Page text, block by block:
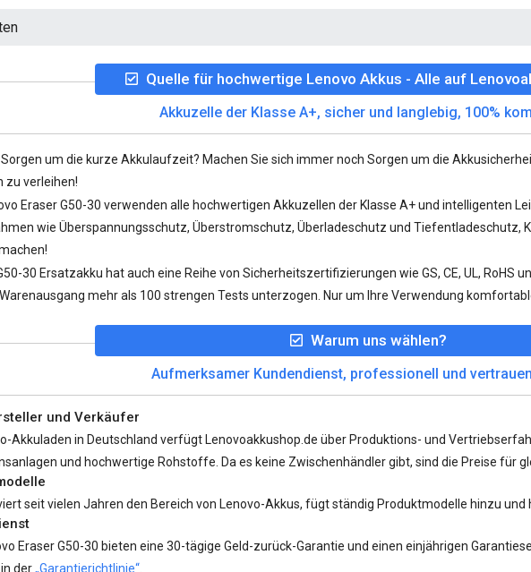
Quelle für hochwertige Lenovo Akkus - Alle auf
Akkuzelle der Klasse A+, sicher und langlebig, 100%
um die kurze Akkulaufzeit? Machen Sie sich immer noch Sorgen um die
zu verleihen!
Eraser G50-30 verwenden alle hochwertigen Akkuzellen der Klasse A+ und intelligenten
wie Überspannungsschutz, Überstromschutz, Überladeschutz und Tiefentladeschutz,
30 Ersatzakku hat auch eine Reihe von Sicherheitszertifizierungen wie GS, CE, UL, RoHS
mehr als 100 strengen Tests unterzogen. Nur um Ihre Verwendung
Warum uns wählen?
Aufmerksamer Kundendienst, professionell und
und Verkäufer
Akkuladen in Deutschland verfügt Lenovoakkushop.de über Produktions- und
und hochwertige Rohstoffe. Da es keine Zwischenhändler gibt, sind die Preise für
seit vielen Jahren den Bereich von Lenovo-Akkus, fügt ständig Produktmodelle hinzu
Eraser G50-30 bieten eine 30-tägige Geld-zurück-Garantie und einen einjährigen
der„Garantierichtlinie“